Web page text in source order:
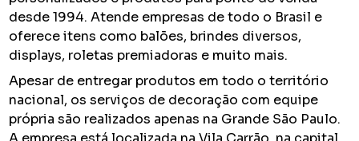
desde 1994. Atende empresas de todo o Brasil e
oferece itens como balões, brindes diversos,
displays, roletas premiadoras e muito mais.
Apesar de entregar produtos em todo o território
nacional, os serviços de decoração com equipe
própria são realizados apenas na Grande São Paulo.